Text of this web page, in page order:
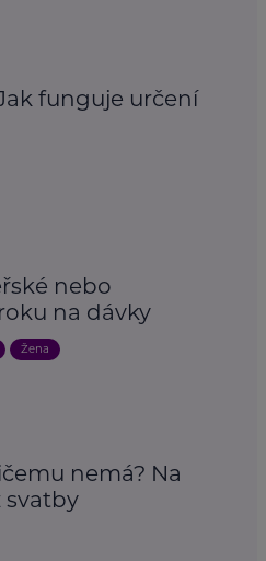
funguje určení
nebo
na dávky
Žena
nemá? Na
svatby